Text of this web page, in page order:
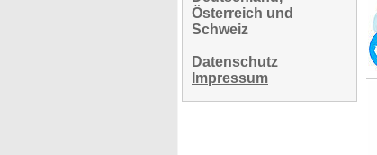
Österreich und
Schweiz
Datenschutz
Impressum